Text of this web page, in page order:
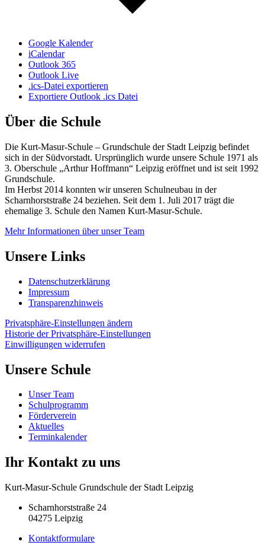
Google Kalender
iCalendar
Outlook 365
Outlook Live
.ics-Datei exportieren
Exportiere Outlook .ics Datei
Über die Schule
Die Kurt-Masur-Schule – Grundschule der Stadt Leipzig befindet
sich in der Südvorstadt. Ursprünglich wurde unsere Schule 1971 als
3. Oberschule „Arthur Hoffmann“ Leipzig eröffnet und ist seit 1992
Grundschule.
Im Herbst 2014 konnten wir unseren Schulneubau in der
Scharnhorststraße 24 beziehen. Seit dem 1. Juli 2017 trägt die
ehemalige 3. Schule den Namen Kurt-Masur-Schule.
Mehr Informationen über unser Team
Unsere Links
Datenschutzerklärung
Impressum
Transparenzhinweis
Privatsphäre-Einstellungen ändern
Historie der Privatsphäre-Einstellungen
Einwilligungen widerrufen
Unsere Schule
Unser Team
Schulprogramm
Förderverein
Aktuelles
Terminkalender
Ihr Kontakt zu uns
Kurt-Masur-Schule Grundschule der Stadt Leipzig
Scharnhorststraße 24
04275 Leipzig
Kontaktformulare